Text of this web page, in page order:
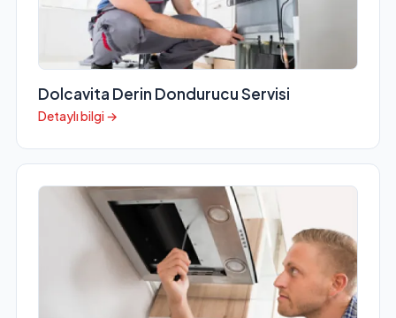
Dolcavita Derin Dondurucu Servisi
Detaylı bilgi →